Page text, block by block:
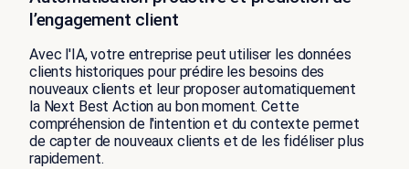
l’engagement client
Avec l'IA, votre entreprise peut utiliser les données
clients historiques pour prédire les besoins des
nouveaux clients et leur proposer automatiquement
la Next Best Action au bon moment. Cette
compréhension de l'intention et du contexte permet
de capter de nouveaux clients et de les fidéliser plus
rapidement.